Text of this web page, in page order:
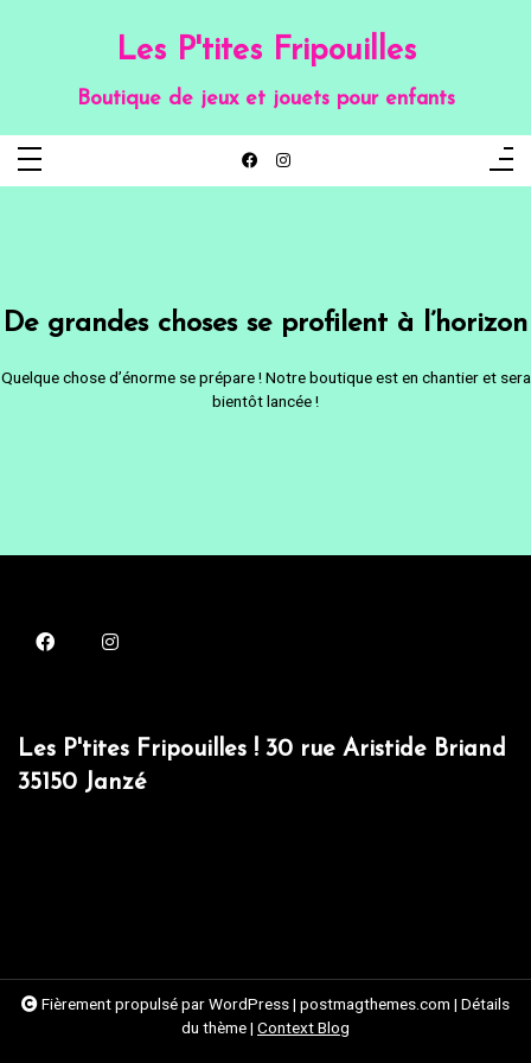
Les P'tites Fripouilles
Boutique de jeux et jouets pour enfants
De grandes choses se profilent à l’horizon
Quelque chose d’énorme se prépare ! Notre boutique est en chantier et sera
bientôt lancée !
Les P'tites Fripouilles ! 30 rue Aristide Briand
35150 Janzé
Fièrement propulsé par WordPress| postmagthemes.com | Détails
du thème| Context Blog